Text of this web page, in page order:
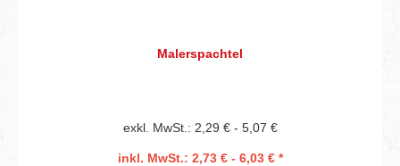
Malerspachtel
exkl. MwSt.: 2,29 € - 5,07 €
inkl. MwSt.: 2,73 € - 6,03 € *